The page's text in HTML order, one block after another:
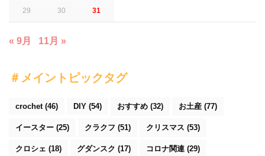
29 30 31
« 9月 11月 »
＃メイントピックタグ
crochet(46) DIY (54) おすすめ (32) お土産 (77)
イースター (25) クラクフ (51) クリスマス (53)
クロシェ (18) グダンスク (17) コロナ関連 (29)